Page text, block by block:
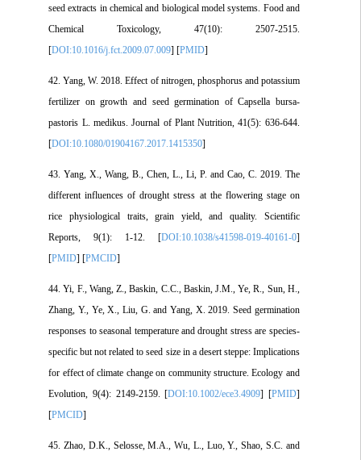
seed extracts in chemical and biological model systems. Food and
Chemical Toxicology, 47(10): 2507-2515.
[DOI:10.1016/j.fct.2009.07.009] [PMID
42. Yang, W. 2018. Effect of nitrogen, phosphorus and potassium
fertilizer on growth and seed germination of Capsella bursa-
pastoris L. medikus. Journal of Plant Nutrition, 41(5): 636-644.
[DOI:10.1080/01904167.2017.1415350
43. Yang, X., Wang, B., Chen, L., Li, P. and Cao, C. 2019. The
different influences of drought stress at the flowering stage on
rice physiological traits, grain yield, and quality. Scientific
Reports, 9(1): 1-12. [DOI:10.1038/s41598-019-40161-0
[PMID] [PMCID
44. Yi, F., Wang, Z., Baskin, C.C., Baskin, J.M., Ye, R., Sun, H.,
Zhang, Y., Ye, X., Liu, G. and Yang, X. 2019. Seed germination
responses to seasonal temperature and drought stress are species‐
specific but not related to seed size in a desert steppe: Implications
for effect of climate change on community structure. Ecology and
Evolution, 9(4): 2149-2159. [DOI:10.1002/ece3.4909] [PMID
[PMCID
45. Zhao, D.K., Selosse, M.A., Wu, L., Luo, Y., Shao, S.C. and